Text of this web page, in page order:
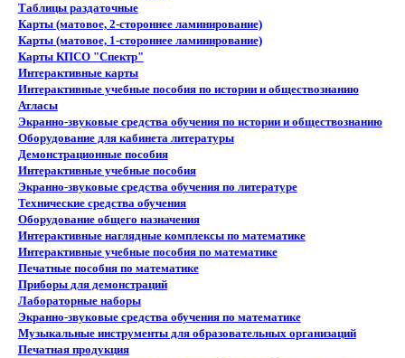
Таблицы раздаточные
Карты (матовое, 2-стороннее ламинирование)
Карты (матовое, 1-стороннее ламинирование)
Карты КПСО "Спектр"
Интерактивные карты
Интерактивные учебные пособия по истории и обществознанию
Атласы
Экранно-звуковые средства обучения по истории и обществознанию
Оборудование для кабинета литературы
Демонстрационные пособия
Интерактивные учебные пособия
Экранно-звуковые средства обучения по литературе
Технические средства обучения
Оборудование общего назначения
Интерактивные наглядные комплексы по математике
Интерактивные учебные пособия по математике
Печатные пособия по математике
Приборы для демонстраций
Лабораторные наборы
Экранно-звуковые средства обучения по математике
Музыкальные инструменты для образовательных организаций
Печатная продукция